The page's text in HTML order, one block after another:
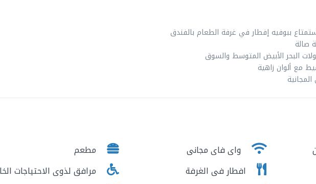
ببوفيه إفطار في غرفة الطعام بالفندق
صالة
البحر الأبيض المتوسط ​​والسوق
مع ألوان زاهية
واى فاى مجانى
مطعم
افطار فى الغرفة
مرافق لذوى الاحتياجات